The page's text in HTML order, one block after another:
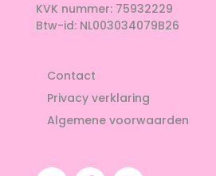
KVK nummer: 75932229
Btw-id: NL003034079B26
Contact
Privacy verklaring
Algemene voorwaarden